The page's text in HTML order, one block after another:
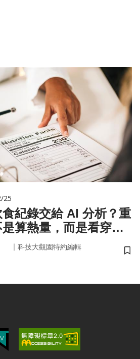
25
紀錄交給 AI 分析？重
算熱量，而是看穿你
食習慣」
｜ 科技大觀園特約編輯
儲